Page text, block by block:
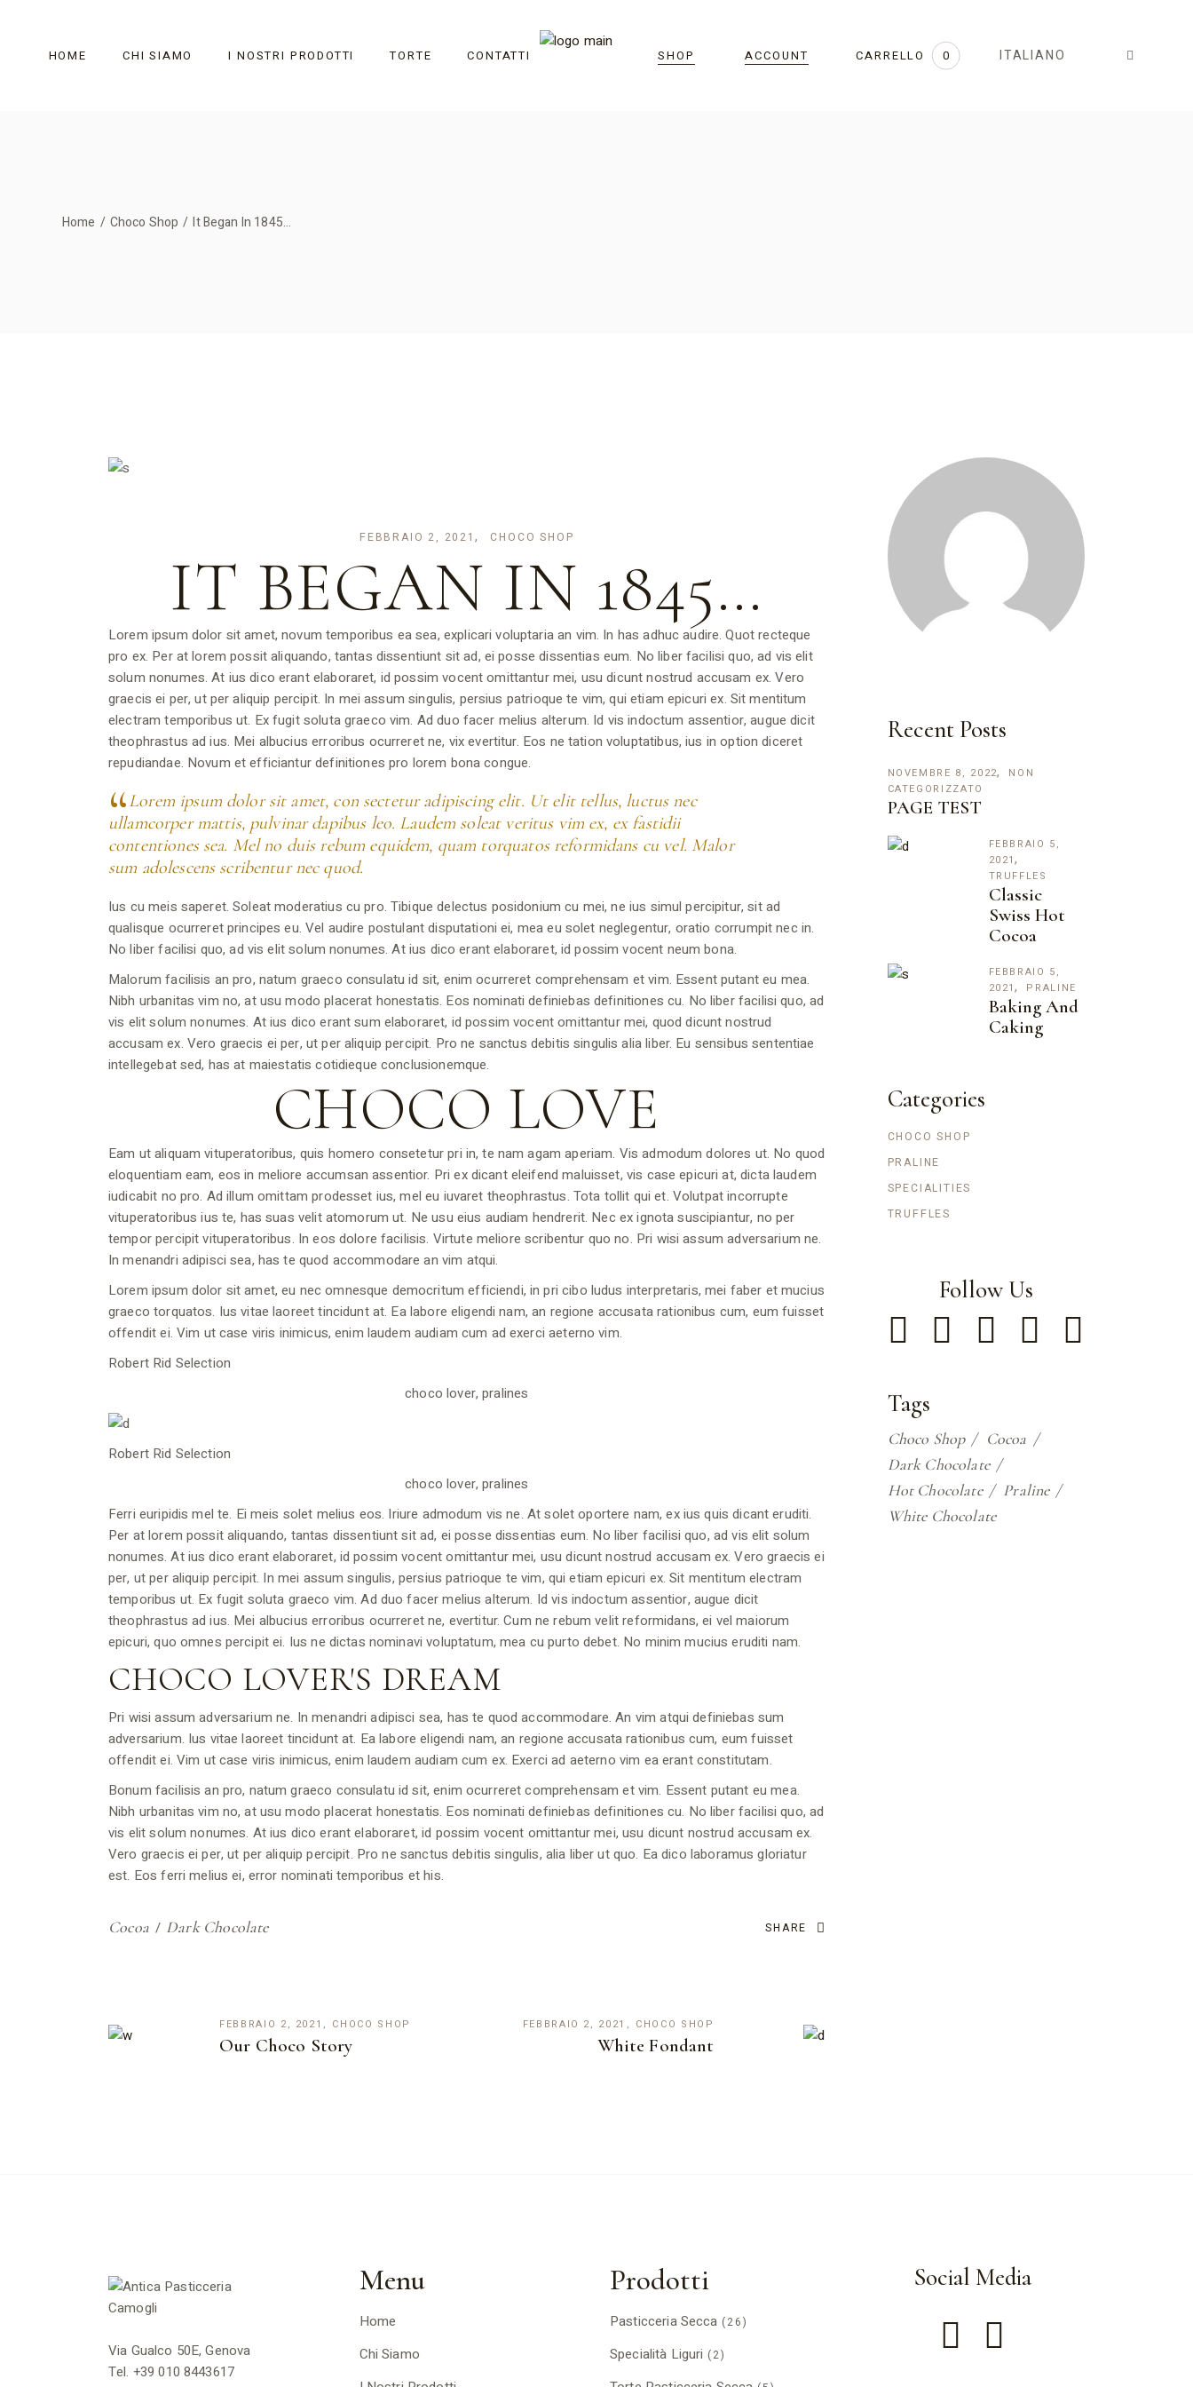
HOME CHI SIAMO I NOSTRI PRODOTTI TORTE CONTATTI SHOP ACCOUNT CARRELLO 0 ITALIANO
Home Choco Shop It Began In 1845…
FEBBRAIO 2, 2021 CHOCO SHOP
IT BEGAN IN 1845…
Lorem ipsum dolor sit amet, novum temporibus ea sea, explicari voluptaria an vim. In has adhuc audire. Quot recteque
pro ex. Per at lorem possit aliquando, tantas dissentiunt sit ad, ei posse dissentias eum. No liber facilisi quo, ad vis elit
solum nonumes. At ius dico erant elaboraret, id possim vocent omittantur mei, usu dicunt nostrud accusam ex. Vero
graecis ei per, ut per aliquip percipit. In mei assum singulis, persius patrioque te vim, qui etiam epicuri ex. Sit mentitum
electram temporibus ut. Ex fugit soluta graeco vim. Ad duo facer melius alterum. Id vis indoctum assentior, augue dicit
theophrastus ad ius. Mei albucius erroribus ocurreret ne, vix evertitur. Eos ne tation voluptatibus, ius in option diceret
repudiandae. Novum et efficiantur definitiones pro lorem bona congue.
Lorem ipsum dolor sit amet, con sectetur adipiscing elit. Ut elit tellus, luctus nec
ullamcorper mattis, pulvinar dapibus leo. Laudem soleat veritus vim ex, ex fastidii
contentiones sea. Mel no duis rebum equidem, quam torquatos reformidans cu vel. Malor
sum adolescens scribentur nec quod.
Ius cu meis saperet. Soleat moderatius cu pro. Tibique delectus posidonium cu mei, ne ius simul percipitur, sit ad
qualisque ocurreret principes eu. Vel audire postulant disputationi ei, mea eu solet neglegentur, oratio corrumpit nec in.
No liber facilisi quo, ad vis elit solum nonumes. At ius dico erant elaboraret, id possim vocent neum bona.
Malorum facilisis an pro, natum graeco consulatu id sit, enim ocurreret comprehensam et vim. Essent putant eu mea.
Nibh urbanitas vim no, at usu modo placerat honestatis. Eos nominati definiebas definitiones cu. No liber facilisi quo, ad
vis elit solum nonumes. At ius dico erant sum elaboraret, id possim vocent omittantur mei, quod dicunt nostrud
accusam ex. Vero graecis ei per, ut per aliquip percipit. Pro ne sanctus debitis singulis alia liber. Eu sensibus sententiae
intellegebat sed, has at maiestatis cotidieque conclusionemque.
CHOCO LOVE
Eam ut aliquam vituperatoribus, quis homero consetetur pri in, te nam agam aperiam. Vis admodum dolores ut. No quod
eloquentiam eam, eos in meliore accumsan assentior. Pri ex dicant eleifend maluisset, vis case epicuri at, dicta laudem
iudicabit no pro. Ad illum omittam prodesset ius, mel eu iuvaret theophrastus. Tota tollit qui et. Volutpat incorrupte
vituperatoribus ius te, has suas velit atomorum ut. Ne usu eius audiam hendrerit. Nec ex ignota suscipiantur, no per
tempor percipit vituperatoribus. In eos dolore facilisis. Virtute meliore scribentur quo no. Pri wisi assum adversarium ne.
In menandri adipisci sea, has te quod accommodare an vim atqui.
Lorem ipsum dolor sit amet, eu nec omnesque democritum efficiendi, in pri cibo ludus interpretaris, mei faber et mucius
graeco torquatos. Ius vitae laoreet tincidunt at. Ea labore eligendi nam, an regione accusata rationibus cum, eum fuisset
offendit ei. Vim ut case viris inimicus, enim laudem audiam cum ad exerci aeterno vim.
Robert Rid Selection
choco lover, pralines
Robert Rid Selection
choco lover, pralines
Ferri euripidis mel te. Ei meis solet melius eos. Iriure admodum vis ne. At solet oportere nam, ex ius quis dicant eruditi.
Per at lorem possit aliquando, tantas dissentiunt sit ad, ei posse dissentias eum. No liber facilisi quo, ad vis elit solum
nonumes. At ius dico erant elaboraret, id possim vocent omittantur mei, usu dicunt nostrud accusam ex. Vero graecis ei
per, ut per aliquip percipit. In mei assum singulis, persius patrioque te vim, qui etiam epicuri ex. Sit mentitum electram
temporibus ut. Ex fugit soluta graeco vim. Ad duo facer melius alterum. Id vis indoctum assentior, augue dicit
theophrastus ad ius. Mei albucius erroribus ocurreret ne, evertitur. Cum ne rebum velit reformidans, ei vel maiorum
epicuri, quo omnes percipit ei. Ius ne dictas nominavi voluptatum, mea cu purto debet. No minim mucius eruditi nam.
CHOCO LOVER'S DREAM
Pri wisi assum adversarium ne. In menandri adipisci sea, has te quod accommodare. An vim atqui definiebas sum
adversarium. Ius vitae laoreet tincidunt at. Ea labore eligendi nam, an regione accusata rationibus cum, eum fuisset
offendit ei. Vim ut case viris inimicus, enim laudem audiam cum ex. Exerci ad aeterno vim ea erant constitutam.
Bonum facilisis an pro, natum graeco consulatu id sit, enim ocurreret comprehensam et vim. Essent putant eu mea.
Nibh urbanitas vim no, at usu modo placerat honestatis. Eos nominati definiebas definitiones cu. No liber facilisi quo, ad
vis elit solum nonumes. At ius dico erant elaboraret, id possim vocent omittantur mei, usu dicunt nostrud accusam ex.
Vero graecis ei per, ut per aliquip percipit. Pro ne sanctus debitis singulis, alia liber ut quo. Ea dico laboramus gloriatur
est. Eos ferri melius ei, error nominati temporibus et his.
Cocoa Dark Chocolate SHARE
FEBBRAIO 2, 2021 CHOCO SHOP
Our Choco Story
FEBBRAIO 2, 2021 CHOCO SHOP
White Fondant
Recent Posts
NOVEMBRE 8, 2022
NON
CATEGORIZZATO
PAGE TEST
FEBBRAIO 5,
2021
TRUFFLES
Classic
Swiss Hot
Cocoa
FEBBRAIO 5,
2021
PRALINE
Baking And
Caking
Categories
CHOCO SHOP
PRALINE
SPECIALITIES
TRUFFLES
Follow Us
Tags
Choco Shop
Cocoa
Dark Chocolate
Hot Chocolate
Praline
White Chocolate
Via Gualco 50E, Genova
Tel. +39 010 8443617
Menu
Home
Chi Siamo
Prodotti
Pasticceria Secca (26)
Specialità Liguri (2)
Social Media